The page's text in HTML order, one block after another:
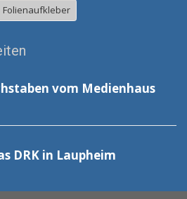
Folienaufkleber
vom Medienhaus
DRK in Laupheim